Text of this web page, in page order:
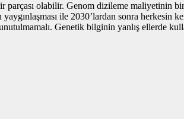
parçası olabilir. Genom dizileme
ile 2030’lardan sonra
Genetik bilginin yanlış ellerde